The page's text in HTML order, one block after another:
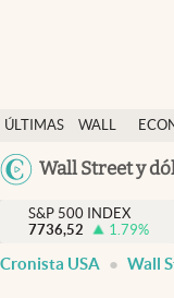
ÚLTIMAS
NOTICIAS
WALL
DÓLAR
Wall Street y
Finanzas y economía
Wall Street y dólar
Inmigración
S&P 500 INDEX
7736,52
1.79%
Cronista USA Wall